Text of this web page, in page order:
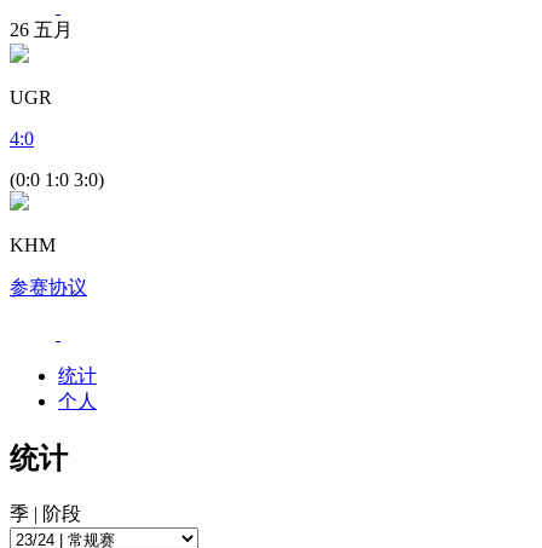
26 五月
UGR
4:0
(0:0 1:0 3:0)
KHM
参赛协议
统计
个人
统计
季 | 阶段